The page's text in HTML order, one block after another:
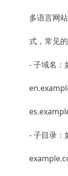
多语言网
式，常见
- 子域名：
- 子目录：